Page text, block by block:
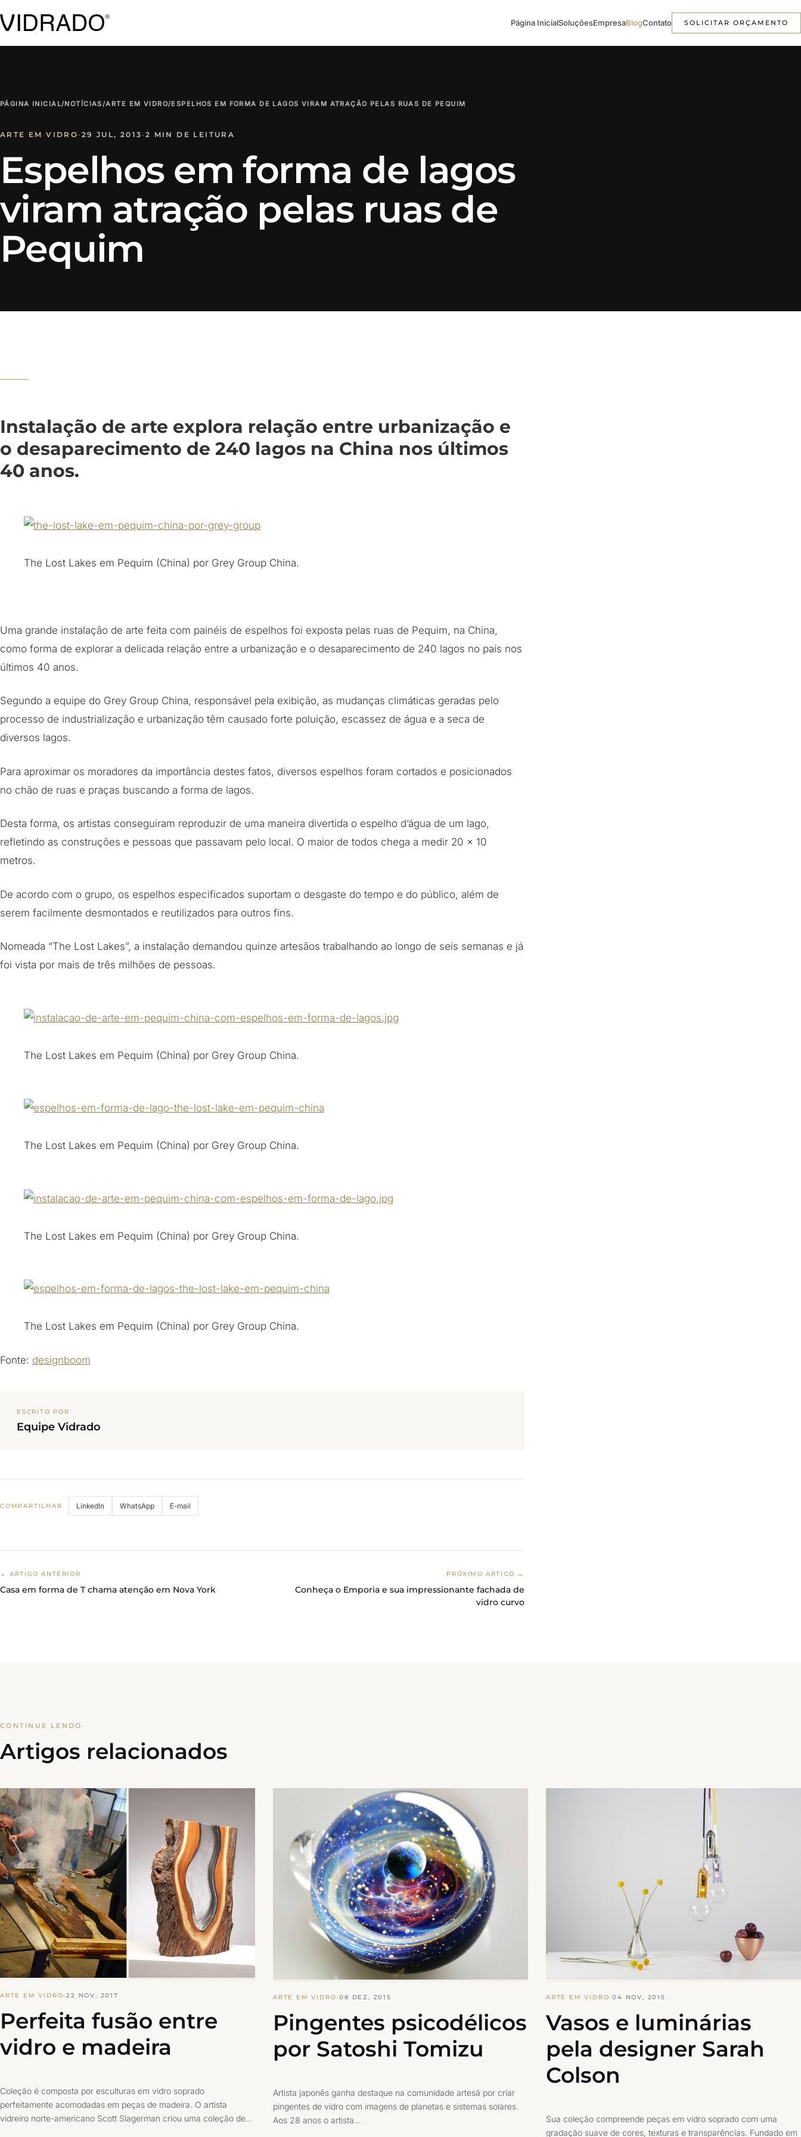
Página InicialSoluçõesEmpresaBlogContato SOLICITAR ORÇAMENTO
PÁGINA INICIAL/NOTÍCIAS/ARTE EM VIDRO/ESPELHOS EM FORMA DE LAGOS VIRAM ATRAÇÃO PELAS RUAS DE PEQUIM
ARTE EM VIDRO · 29 JUL, 2013 · 2 MIN DE LEITURA
Espelhos em forma de lagos
viram atração pelas ruas de
Pequim
Instalação de arte explora relação entre urbanização e
o desaparecimento de 240 lagos na China nos últimos
40 anos.
The Lost Lakes em Pequim (China) por Grey Group China.
Uma grande instalação de arte feita com painéis de espelhos foi exposta pelas ruas de Pequim, na China,
como forma de explorar a delicada relação entre a urbanização e o desaparecimento de 240 lagos no país nos
últimos 40 anos.
Segundo a equipe do Grey Group China, responsável pela exibição, as mudanças climáticas geradas pelo
processo de industrialização e urbanização têm causado forte poluição, escassez de água e a seca de
diversos lagos.
Para aproximar os moradores da importância destes fatos, diversos espelhos foram cortados e posicionados
no chão de ruas e praças buscando a forma de lagos.
Desta forma, os artistas conseguiram reproduzir de uma maneira divertida o espelho d’água de um lago,
refletindo as construções e pessoas que passavam pelo local. O maior de todos chega a medir 20 x 10
metros.
De acordo com o grupo, os espelhos especificados suportam o desgaste do tempo e do público, além de
serem facilmente desmontados e reutilizados para outros fins.
Nomeada “The Lost Lakes”, a instalação demandou quinze artesãos trabalhando ao longo de seis semanas e já
foi vista por mais de três milhões de pessoas.
The Lost Lakes em Pequim (China) por Grey Group China.
The Lost Lakes em Pequim (China) por Grey Group China.
The Lost Lakes em Pequim (China) por Grey Group China.
The Lost Lakes em Pequim (China) por Grey Group China.
Fonte: designboom
ESCRITO POR
Equipe Vidrado
COMPARTILHAR LinkedIn WhatsApp E-mail
← ARTIGO ANTERIOR
Casa em forma de T chama atenção em Nova York
PRÓXIMO ARTIGO →
Conheça o Emporia e sua impressionante fachada de
vidro curvo
CONTINUE LENDO
Artigos relacionados
ARTE EM VIDRO·22 NOV, 2017
Perfeita fusão entre
vidro e madeira
Coleção é composta por esculturas em vidro soprado
perfeitamente acomodadas em peças de madeira. O artista
vidreiro norte-americano Scott Slagerman criou uma coleção de…
ARTE EM VIDRO·08 DEZ, 2015
Pingentes psicodélicos
por Satoshi Tomizu
Artista japonês ganha destaque na comunidade artesã por criar
pingentes de vidro com imagens de planetas e sistemas solares.
Aos 28 anos o artista…
ARTE EM VIDRO·04 NOV, 2015
Vasos e luminárias
pela designer Sarah
Colson
Sua coleção compreende peças em vidro soprado com uma
gradação suave de cores, texturas e transparências. Fundado em